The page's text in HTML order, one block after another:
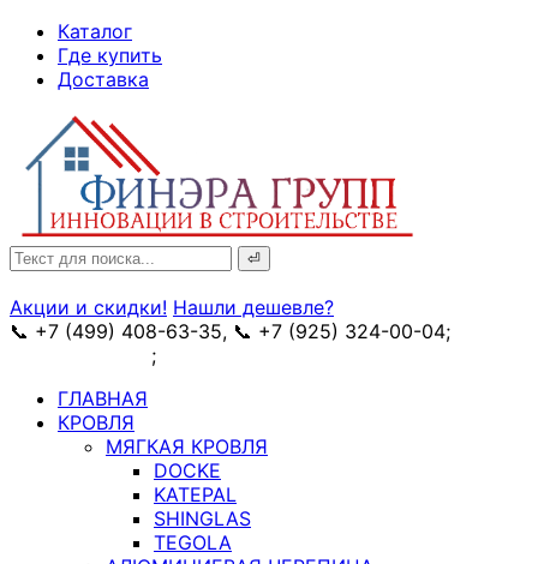
Skip
Content
Каталог
Где купить
Доставка
Search
for:
Акции и скидки! Нашли дешевле?
📞 +7 (499) 408-63-35, 📞 +7 (925) 324-00-04;
;
ГЛАВНАЯ
КРОВЛЯ
МЯГКАЯ КРОВЛЯ
DOCKE
KATEPAL
SHINGLAS
TEGOLA